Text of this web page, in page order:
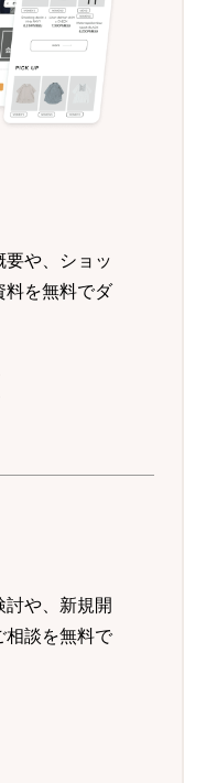
要や、ショッ
料を無料でダ
や、新規開
相談を無料で